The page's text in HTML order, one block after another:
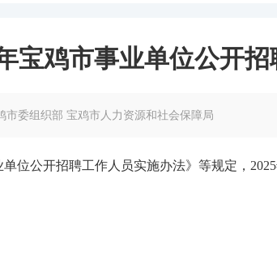
宝鸡市事业单位公开
市委组织部 宝鸡市人力资源和社会保障局
位公开招聘工作人员实施办法》等规定，